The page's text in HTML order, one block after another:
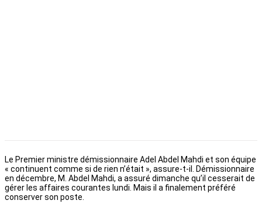
Le Premier ministre démissionnaire Adel Abdel Mahdi et son équipe
« continuent comme si de rien n’était », assure-t-il. Démissionnaire
en décembre, M. Abdel Mahdi, a assuré dimanche qu’il cesserait de
gérer les affaires courantes lundi. Mais il a finalement préféré
conserver son poste.